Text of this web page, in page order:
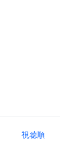
視聴順